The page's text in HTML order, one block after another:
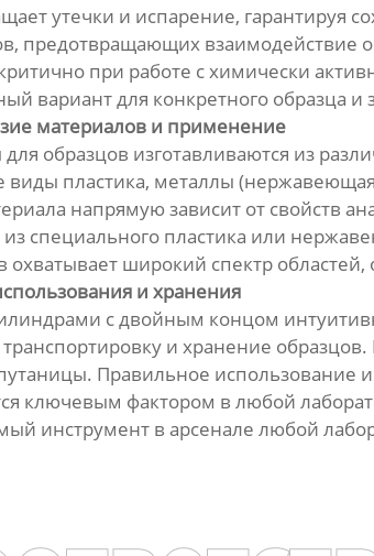
утечки и испарение, гарантируя
предотвращающих взаимодействие
при работе с химически
вариант для конкретного образца и
материалов и применение
образцов изготавливаются из
виды пластика, металлы
напрямую зависит от свойств
специального пластика или
охватывает широкий спектр
и хранения
с двойным концом
и хранение
Правильное использование
ключевым фактором в любой
инструмент в арсенале любой